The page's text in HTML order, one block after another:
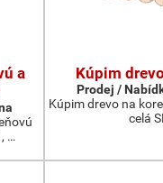
a
…
Kúpim
Prodej /
Kúpim drevo na
celá